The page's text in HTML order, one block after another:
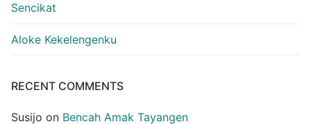
Sencikat
Aloke Kekelengenku
RECENT COMMENTS
Susijo on Bencah Amak Tayangen